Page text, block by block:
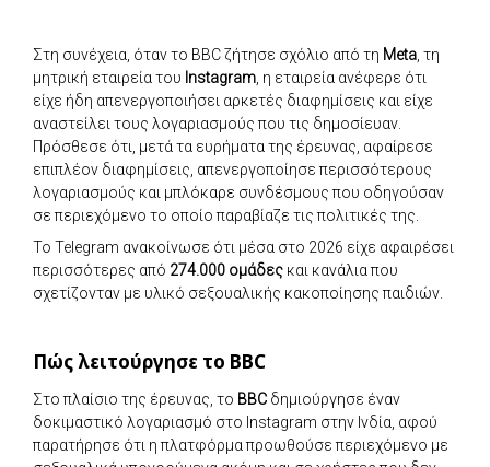
Στη συνέχεια, όταν το BBC ζήτησε σχόλιο από τη Meta , τη
μητρική εταιρεία του Instagram , η εταιρεία ανέφερε ότι
είχε ήδη απενεργοποιήσει αρκετές διαφημίσεις και είχε
αναστείλει τους λογαριασμούς που τις δημοσίευαν.
Πρόσθεσε ότι, μετά τα ευρήματα της έρευνας, αφαίρεσε
επιπλέον διαφημίσεις, απενεργοποίησε περισσότερους
λογαριασμούς και μπλόκαρε συνδέσμους που οδηγούσαν
σε περιεχόμενο το οποίο παραβίαζε τις πολιτικές της.
Το Telegram ανακοίνωσε ότι μέσα στο 2026 είχε αφαιρέσει
περισσότερες από 274.000 ομάδες και κανάλια που
σχετίζονταν με υλικό σεξουαλικής κακοποίησης παιδιών.
Πώς λειτούργησε το BBC
Στο πλαίσιο της έρευνας, το BBC δημιούργησε έναν
δοκιμαστικό λογαριασμό στο Instagram στην Ινδία, αφού
παρατήρησε ότι η πλατφόρμα προωθούσε περιεχόμενο με